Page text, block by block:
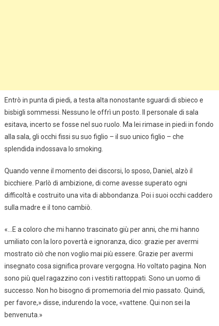
Entrò in punta di piedi, a testa alta nonostante sguardi di sbieco e
bisbigli sommessi. Nessuno le offrì un posto. Il personale di sala
esitava, incerto se fosse nel suo ruolo. Ma lei rimase in piedi in fondo
alla sala, gli occhi fissi su suo figlio – il suo unico figlio – che
splendida indossava lo smoking.
Quando venne il momento dei discorsi, lo sposo, Daniel, alzò il
bicchiere. Parlò di ambizione, di come avesse superato ogni
difficoltà e costruito una vita di abbondanza. Poi i suoi occhi caddero
sulla madre e il tono cambiò.
«…E a coloro che mi hanno trascinato giù per anni, che mi hanno
umiliato con la loro povertà e ignoranza, dico: grazie per avermi
mostrato ciò che non voglio mai più essere. Grazie per avermi
insegnato cosa significa provare vergogna. Ho voltato pagina. Non
sono più quel ragazzino con i vestiti rattoppati. Sono un uomo di
successo. Non ho bisogno di promemoria del mio passato. Quindi,
per favore,» disse, indurendo la voce, «vattene. Qui non sei la
benvenuta.»